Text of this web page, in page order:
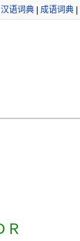
汉语词典 成语词典
Ｒ